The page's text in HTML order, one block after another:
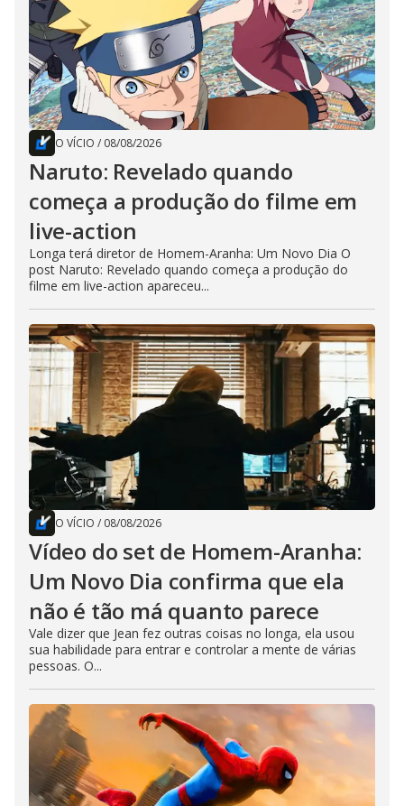
O VÍCIO / 08/08/2026
Naruto: Revelado quando
começa a produção do filme em
live-action
Longa terá diretor de Homem-Aranha: Um Novo Dia O
post Naruto: Revelado quando começa a produção do
filme em live-action apareceu...
O VÍCIO / 08/08/2026
Vídeo do set de Homem-Aranha:
Um Novo Dia confirma que ela
não é tão má quanto parece
Vale dizer que Jean fez outras coisas no longa, ela usou
sua habilidade para entrar e controlar a mente de várias
pessoas. O...